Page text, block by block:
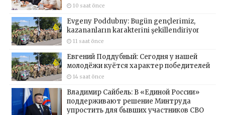
10 saat önce
Evgeny Poddubny: Bugün gençlerimiz,
kazananların karakterini şekillendiriyor
11 saat önce
Евгений Поддубный: Сегодня у нашей
молодёжи куётся характер победителей
14 saat önce
Владимир Сайбель: В «Единой России»
поддерживают решение Минтруда
упростить для бывших участников СВО